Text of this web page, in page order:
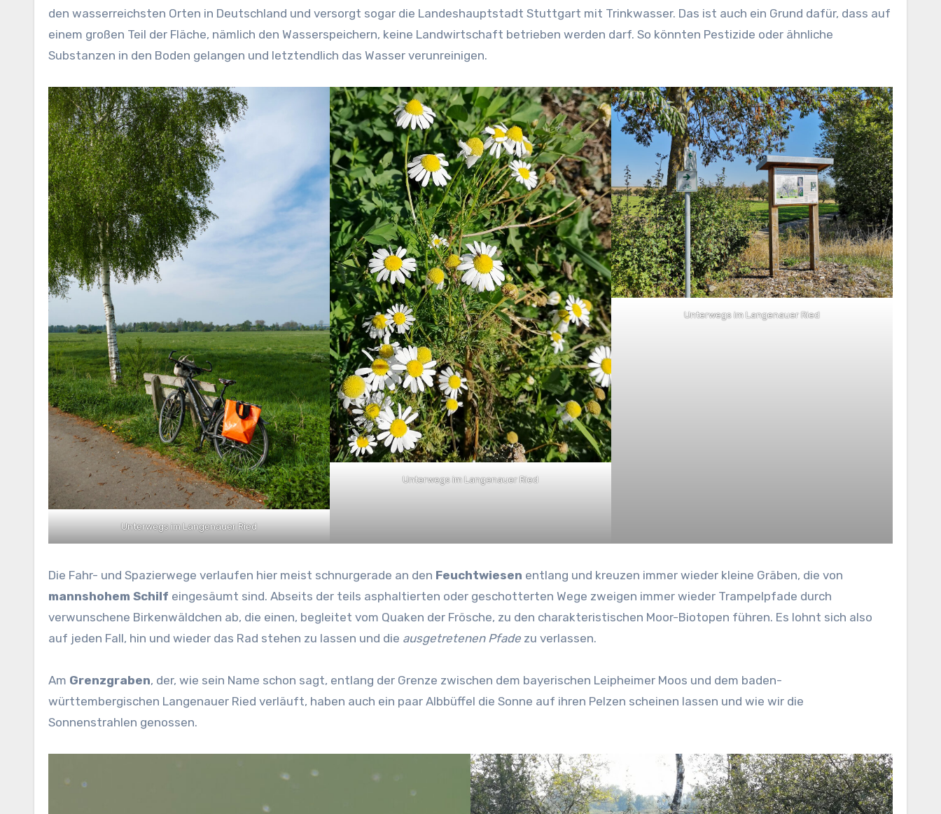
den wasserreichsten Orten in Deutschland und versorgt sogar die Landeshauptstadt Stuttgart mit Trinkwasser. Das ist auch ein Grund dafür, dass auf
einem großen Teil der Fläche, nämlich den Wasserspeichern, keine Landwirtschaft betrieben werden darf. So könnten Pestizide oder ähnliche
Substanzen in den Boden gelangen und letztendlich das Wasser verunreinigen.
Unterwegs im Langenauer Ried
Unterwegs im Langenauer Ried
Unterwegs im Langenauer Ried
Die Fahr- und Spazierwege verlaufen hier meist schnurgerade an den Feuchtwiesen entlang und kreuzen immer wieder kleine Gräben, die von
mannshohem Schilf eingesäumt sind. Abseits der teils asphaltierten oder geschotterten Wege zweigen immer wieder Trampelpfade durch
verwunschene Birkenwäldchen ab, die einen, begleitet vom Quaken der Frösche, zu den charakteristischen Moor-Biotopen führen. Es lohnt sich also
auf jeden Fall, hin und wieder das Rad stehen zu lassen und die ausgetretenen Pfade zu verlassen.
Am Grenzgraben, der, wie sein Name schon sagt, entlang der Grenze zwischen dem bayerischen Leipheimer Moos und dem baden-
württembergischen Langenauer Ried verläuft, haben auch ein paar Albbüffel die Sonne auf ihren Pelzen scheinen lassen und wie wir die
Sonnenstrahlen genossen.